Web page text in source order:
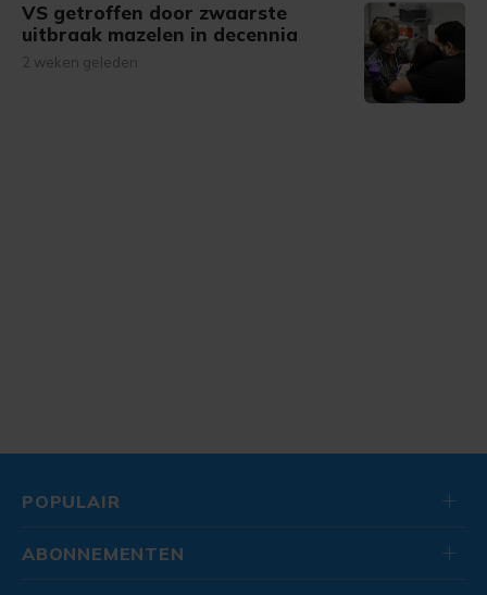
VS getroffen door zwaarste
uitbraak mazelen in decennia
2 weken geleden
POPULAIR
ABONNEMENTEN